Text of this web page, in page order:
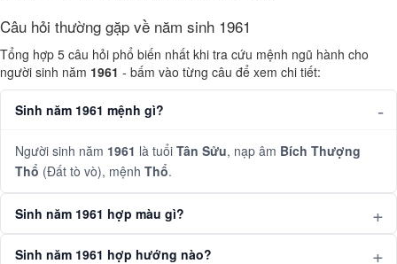
Câu hỏi thường gặp về năm sinh 1961
Tổng hợp 5 câu hỏi phổ biến nhất khi tra cứu mệnh ngũ hành cho
người sinh năm 1961 - bấm vào từng câu để xem chi tiết:
Sinh năm 1961 mệnh gì?
Người sinh năm 1961 là tuổi Tân Sửu, nạp âm Bích Thượng
Thổ (Đất tò vò), mệnh Thổ.
Sinh năm 1961 hợp màu gì?
Sinh năm 1961 hợp hướng nào?